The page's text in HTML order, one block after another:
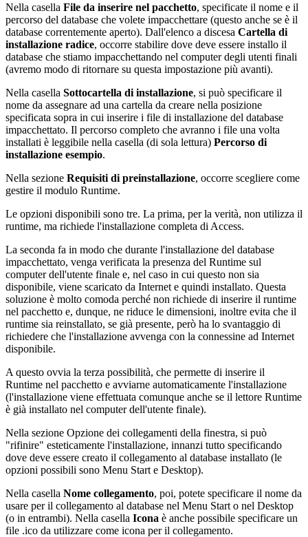
Nella casella File da inserire nel pacchetto, specificate il nome e il
percorso del database che volete impacchettare (questo anche se è il
database correntemente aperto). Dall'elenco a discesa Cartella di
installazione radice, occorre stabilire dove deve essere installo il
database che stiamo impacchettando nel computer degli utenti finali
(avremo modo di ritornare su questa impostazione più avanti).
Nella casella Sottocartella di installazione, si può specificare il
nome da assegnare ad una cartella da creare nella posizione
specificata sopra in cui inserire i file di installazione del database
impacchettato. Il percorso completo che avranno i file una volta
installati è leggibile nella casella (di sola lettura) Percorso di
installazione esempio.
Nella sezione Requisiti di preinstallazione, occorre scegliere come
gestire il modulo Runtime.
Le opzioni disponibili sono tre. La prima, per la verità, non utilizza il
runtime, ma richiede l'installazione completa di Access.
La seconda fa in modo che durante l'installazione del database
impacchettato, venga verificata la presenza del Runtime sul
computer dell'utente finale e, nel caso in cui questo non sia
disponibile, viene scaricato da Internet e quindi installato. Questa
soluzione è molto comoda perché non richiede di inserire il runtime
nel pacchetto e, dunque, ne riduce le dimensioni, inoltre evita che il
runtime sia reinstallato, se già presente, però ha lo svantaggio di
richiedere che l'installazione avvenga con la connessine ad Internet
disponibile.
A questo ovvia la terza possibilità, che permette di inserire il
Runtime nel pacchetto e avviarne automaticamente l'installazione
(l'installazione viene effettuata comunque anche se il lettore Runtime
è già installato nel computer dell'utente finale).
Nella sezione Opzione dei collegamenti della finestra, si può
"rifinire" esteticamente l'installazione, innanzi tutto specificando
dove deve essere creato il collegamento al database installato (le
opzioni possibili sono Menu Start e Desktop).
Nella casella Nome collegamento, poi, potete specificare il nome da
usare per il collegamento al database nel Menu Start o nel Desktop
(o in entrambi). Nella casella Icona è anche possibile specificare un
file .ico da utilizzare come icona per il collegamento.